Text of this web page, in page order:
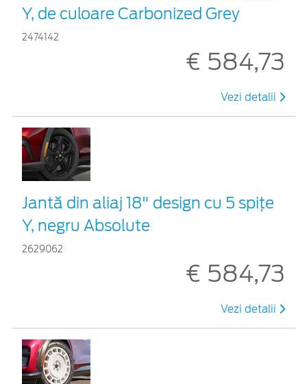
Y, de culoare Carbonized Grey
2474142
€ 584,73
Vezi detalii
Jantă din aliaj 18" design cu 5 spițe
Y, negru Absolute
2629062
€ 584,73
Vezi detalii